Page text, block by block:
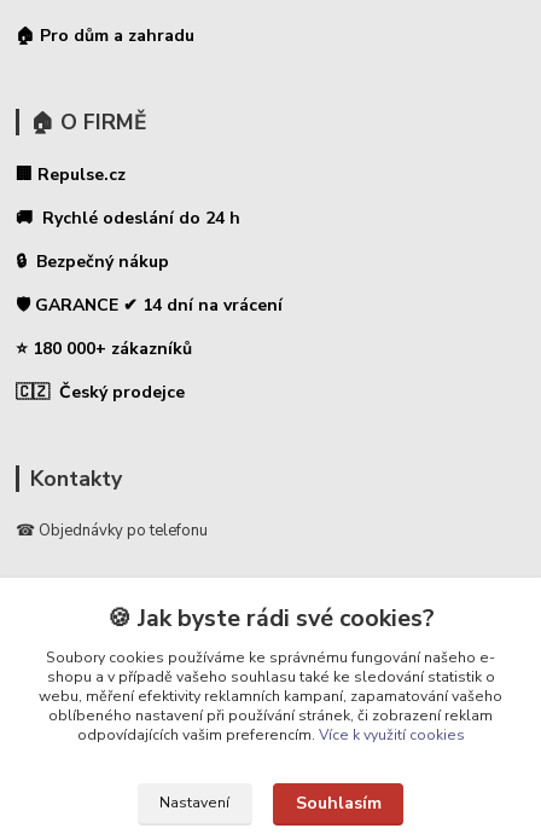
🏠 Pro dům a zahradu
🏠 O FIRMĚ
🏢 Repulse.cz
🚚 Rychlé odeslání do 24 h
🔒 Bezpečný nákup
🛡️ GARANCE ✔ 14 dní na vrácení
⭐ 180 000+ zákazníků
🇨🇿 Český prodejce
Kontakty
☎ Objednávky po telefonu
🛡️ Infolinka
📞 728 007 997
⏰ Po - Pá | 7:00 - 13:30 |
info@repulse.cz
Upravit sběr cookies.
🍪 Jak byste rádi své cookies?
Soubory cookies používáme ke správnému fungování našeho e-
shopu a v případě vašeho souhlasu také ke sledování statistik o
webu, měření efektivity reklamních kampaní, zapamatování vašeho
oblíbeného nastavení při používání stránek, či zobrazení reklam
odpovídajících vašim preferencím. Více k využití cookies
Nastavení Souhlasím